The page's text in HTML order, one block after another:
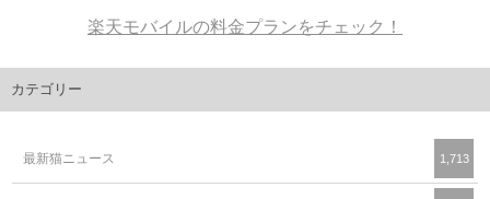
楽天モバイルの料金プランをチェック！
カテゴリー
最新猫ニュース 1,713